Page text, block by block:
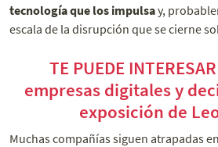
tecnología que los impulsay,
escala de la disrupción que se cierne
TE PUEDE
empresas digitales y
exposición de
Muchas compañías siguen atrapadas